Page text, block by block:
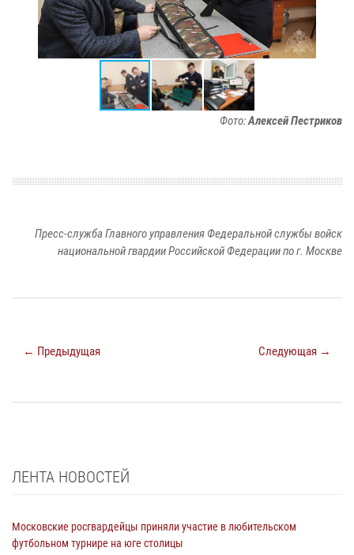
Фото:Алексей Пестриков
Пресс-служба Главного управления Федеральной службы войск
национальной гвардии Российской Федерации по г. Москве
← Предыдущая Следующая →
ЛЕНТА НОВОСТЕЙ
Московские росгвардейцы приняли участие в любительском
футбольном турнире на юге столицы